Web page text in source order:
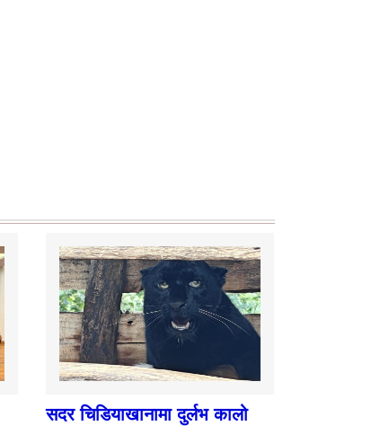
सदर चिडियाखानामा दुर्लभ कालो